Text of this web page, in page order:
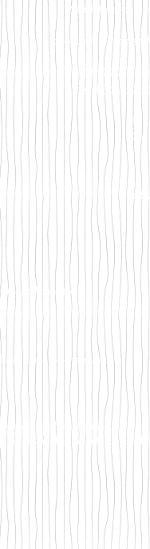
Via Mola di
Liceo delle
+39
Offerta formativa
Liceo delle Scienze Umane
Liceo Scientifico Sportivo
Corsi e Certificazioni